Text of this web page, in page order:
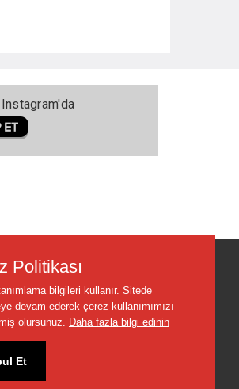
Instagram'da
Politikası
bilgileri kullanır. Sitede
devam ederek çerez kullanımımızı
olursunuz. Daha fazla bilgi edinin
Et